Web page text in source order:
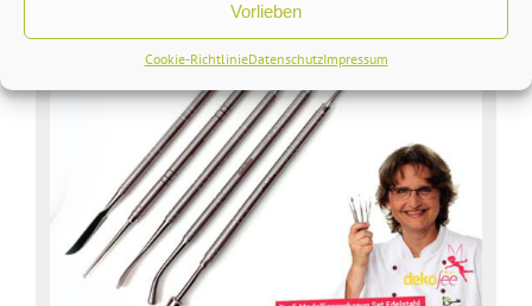
Vorlieben
Cookie-RichtlinieDatenschutzImpressum